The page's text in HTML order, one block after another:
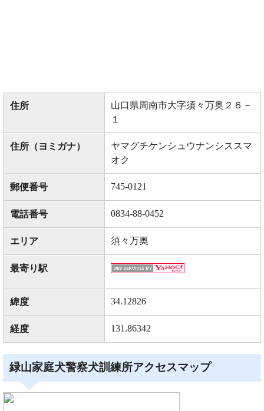
住所
山口県周南市大字須々万奥２６－
１
住所（ヨミガナ）
ヤマグチケンシュウナンシススマ
オク
郵便番号 745-0121
電話番号 0834-88-0452
エリア 須々万奥
最寄り駅
緯度 34.12826
経度 131.86342
緑山家庭犬警察犬訓練所アクセスマップ